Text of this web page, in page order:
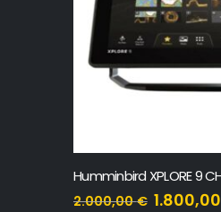
Humminbird XPLORE 9
2.000,00€ 1.800,00